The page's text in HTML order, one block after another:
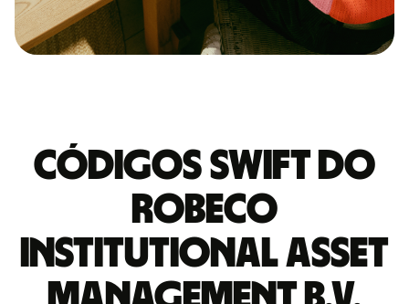
Códigos Swift do
ROBECO
INSTITUTIONAL ASSET